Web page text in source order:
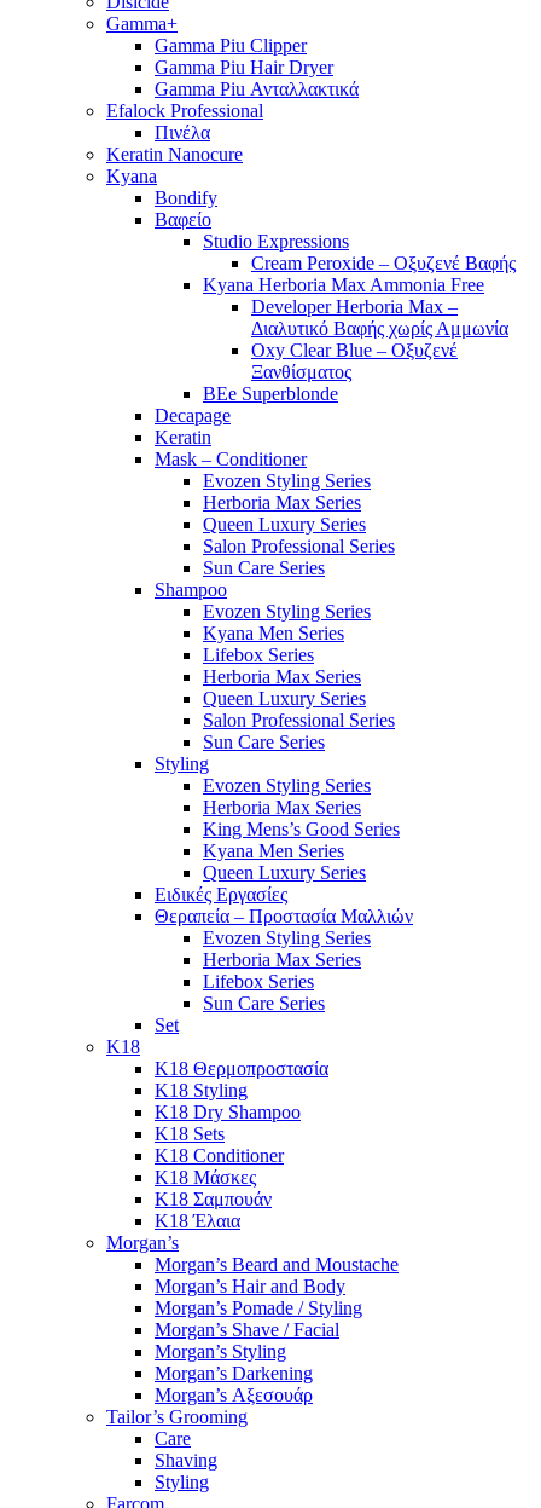
Gamma+
Gamma Piu Clipper
Gamma Piu Hair Dryer
Gamma Piu Ανταλλακτικά
Efalock Professional
Πινέλα
Keratin Nanocure
Kyana
Bondify
Βαφείο
Studio Expressions
Cream Peroxide – Οξυζενέ Βαφής
Kyana Herboria Max Ammonia Free
Developer Herboria Max –
Διαλυτικό Βαφής χωρίς Αμμωνία
Oxy Clear Blue – Οξυζενέ
Ξανθίσματος
BEe Superblonde
Decapage
Keratin
Mask – Conditioner
Evozen Styling Series
Herboria Max Series
Queen Luxury Series
Salon Professional Series
Sun Care Series
Shampoo
Evozen Styling Series
Kyana Men Series
Lifebox Series
Herboria Max Series
Queen Luxury Series
Salon Professional Series
Sun Care Series
Styling
Evozen Styling Series
Herboria Max Series
King Mens’s Good Series
Kyana Men Series
Queen Luxury Series
Ειδικές Εργασίες
Θεραπεία – Προστασία Μαλλιών
Evozen Styling Series
Herboria Max Series
Lifebox Series
Sun Care Series
Set
K18
K18 Θερμοπροστασία
K18 Styling
K18 Dry Shampoo
K18 Sets
K18 Conditioner
K18 Μάσκες
K18 Σαμπουάν
K18 Έλαια
Morgan’s
Morgan’s Beard and Moustache
Morgan’s Hair and Body
Morgan’s Pomade / Styling
Morgan’s Shave / Facial
Morgan’s Styling
Morgan’s Darkening
Morgan’s Αξεσουάρ
Tailor’s Grooming
Care
Shaving
Styling